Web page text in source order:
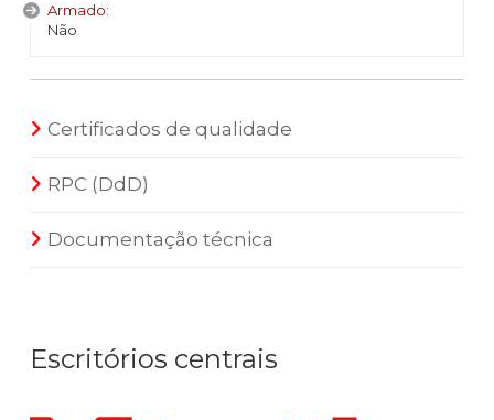
Armado:
Não
Certificados de qualidade
RPC (DdD)
Documentação técnica
Escritórios centrais